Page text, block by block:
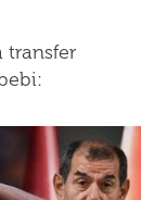
transfer